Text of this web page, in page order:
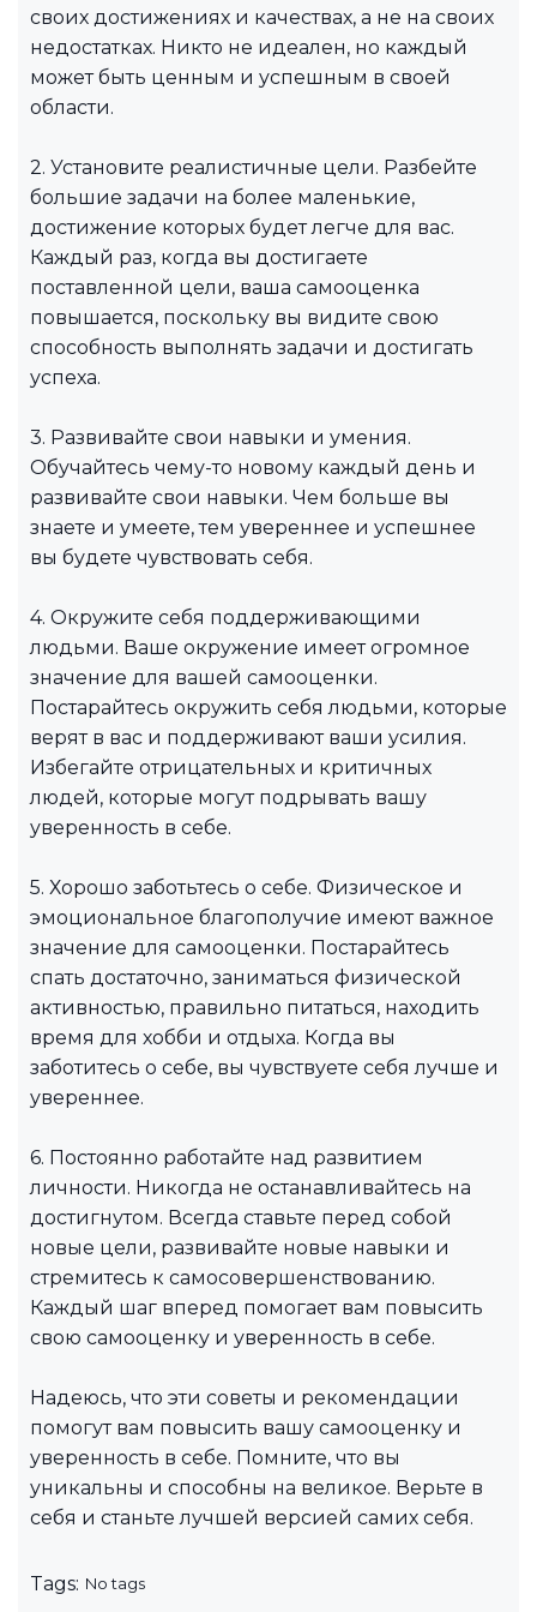
своих достижениях и качествах, а не на своих
недостатках. Никто не идеален, но каждый
может быть ценным и успешным в своей
области.
2. Установите реалистичные цели. Разбейте
большие задачи на более маленькие,
достижение которых будет легче для вас.
Каждый раз, когда вы достигаете
поставленной цели, ваша самооценка
повышается, поскольку вы видите свою
способность выполнять задачи и достигать
успеха.
3. Развивайте свои навыки и умения.
Обучайтесь чему-то новому каждый день и
развивайте свои навыки. Чем больше вы
знаете и умеете, тем увереннее и успешнее
вы будете чувствовать себя.
4. Окружите себя поддерживающими
людьми. Ваше окружение имеет огромное
значение для вашей самооценки.
Постарайтесь окружить себя людьми, которые
верят в вас и поддерживают ваши усилия.
Избегайте отрицательных и критичных
людей, которые могут подрывать вашу
уверенность в себе.
5. Хорошо заботьтесь о себе. Физическое и
эмоциональное благополучие имеют важное
значение для самооценки. Постарайтесь
спать достаточно, заниматься физической
активностью, правильно питаться, находить
время для хобби и отдыха. Когда вы
заботитесь о себе, вы чувствуете себя лучше и
увереннее.
6. Постоянно работайте над развитием
личности. Никогда не останавливайтесь на
достигнутом. Всегда ставьте перед собой
новые цели, развивайте новые навыки и
стремитесь к самосовершенствованию.
Каждый шаг вперед помогает вам повысить
свою самооценку и уверенность в себе.
Надеюсь, что эти советы и рекомендации
помогут вам повысить вашу самооценку и
уверенность в себе. Помните, что вы
уникальны и способны на великое. Верьте в
себя и станьте лучшей версией самих себя.
Tags: No tags